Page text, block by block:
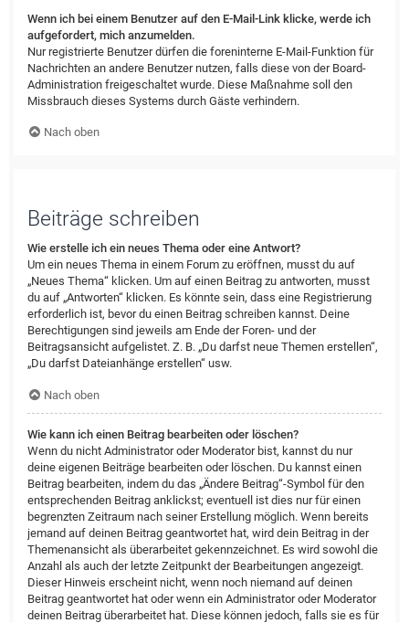
Wenn ich bei einem Benutzer auf den E-Mail-Link klicke, werde ich
aufgefordert, mich anzumelden.
Nur registrierte Benutzer dürfen die foreninterne E-Mail-Funktion für
Nachrichten an andere Benutzer nutzen, falls diese von der Board-
Administration freigeschaltet wurde. Diese Maßnahme soll den
Missbrauch dieses Systems durch Gäste verhindern.
Nach oben
Beiträge schreiben
Wie erstelle ich ein neues Thema oder eine Antwort?
Um ein neues Thema in einem Forum zu eröffnen, musst du auf
„Neues Thema“ klicken. Um auf einen Beitrag zu antworten, musst
du auf „Antworten“ klicken. Es könnte sein, dass eine Registrierung
erforderlich ist, bevor du einen Beitrag schreiben kannst. Deine
Berechtigungen sind jeweils am Ende der Foren- und der
Beitragsansicht aufgelistet. Z. B. „Du darfst neue Themen erstellen“,
„Du darfst Dateianhänge erstellen“ usw.
Nach oben
Wie kann ich einen Beitrag bearbeiten oder löschen?
Wenn du nicht Administrator oder Moderator bist, kannst du nur
deine eigenen Beiträge bearbeiten oder löschen. Du kannst einen
Beitrag bearbeiten, indem du das „Ändere Beitrag“-Symbol für den
entsprechenden Beitrag anklickst; eventuell ist dies nur für einen
begrenzten Zeitraum nach seiner Erstellung möglich. Wenn bereits
jemand auf deinen Beitrag geantwortet hat, wird dein Beitrag in der
Themenansicht als überarbeitet gekennzeichnet. Es wird sowohl die
Anzahl als auch der letzte Zeitpunkt der Bearbeitungen angezeigt.
Dieser Hinweis erscheint nicht, wenn noch niemand auf deinen
Beitrag geantwortet hat oder wenn ein Administrator oder Moderator
deinen Beitrag überarbeitet hat. Diese können jedoch, falls sie es für